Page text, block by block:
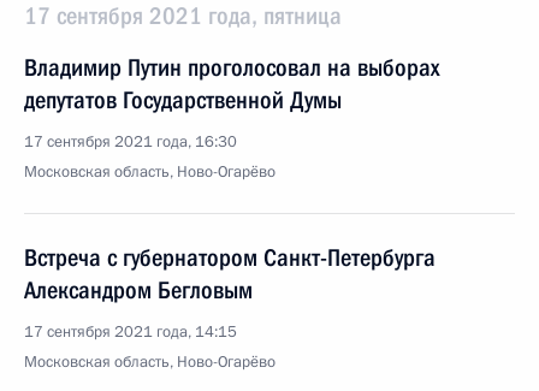
17 сентября 2021 года, пятница
Владимир Путин проголосовал на выборах
депутатов Государственной Думы
17 сентября 2021 года, 16:30
Московская область, Ново-Огарёво
Встреча с губернатором Санкт-Петербурга
Александром Бегловым
17 сентября 2021 года, 14:15
Московская область, Ново-Огарёво